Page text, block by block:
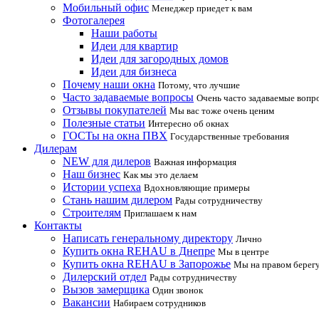
Мобильный офис Менеджер приедет к вам
Фотогалерея
Наши работы
Идеи для квартир
Идеи для загородных домов
Идеи для бизнеса
Почему наши окна Потому, что лучшие
Часто задаваемые вопросы Очень часто задаваемые
Отзывы покупателей Мы вас тоже очень ценим
Полезные статьи Интересно об окнах
ГОСТы на окна ПВХ Государственные требования
Дилерам
NEW для дилеров Важная информация
Наш бизнес Как мы это делаем
Истории успеха Вдохновляющие примеры
Стань нашим дилером Рады сотрудничеству
Строителям Приглашаем к нам
Контакты
Написать генеральному директору Лично
Купить окна REHAU в Днепре Мы в центре
Купить окна REHAU в Запорожье Мы на правом
Дилерский отдел Рады сотрудничеству
Вызов замерщика Один звонок
Вакансии Набираем сотрудников